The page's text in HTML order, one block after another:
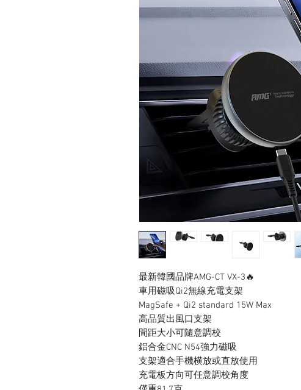
最新韓國品牌AMG-CT VX-3🔥
車用磁吸Qi2無線充電支架
MagSafe + Qi2 standard 15W Max
高品質出風口支架
間距大小可隨意調校
鋁合金CNC N54強力磁吸
支架適合手機横放或直放使用
充電板方向可任意調校角度